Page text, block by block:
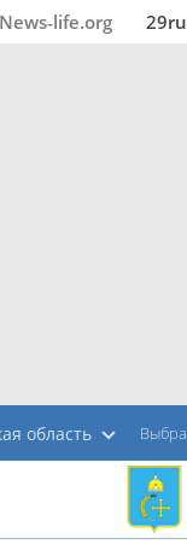
News‑life.org
область